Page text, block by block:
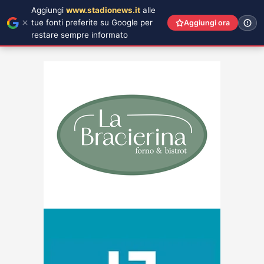
Aggiungi www.stadionews.it alle
tue fonti preferite su Google per
restare sempre informato
Aggiungi ora